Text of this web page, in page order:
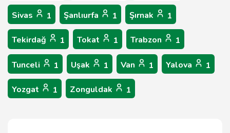
Sivas 1 Şanlıurfa 1 Şırnak 1
Tekirdağ 1 Tokat 1 Trabzon 1
Tunceli 1 Uşak 1 Van 1 Yalova 1
Yozgat 1 Zonguldak 1